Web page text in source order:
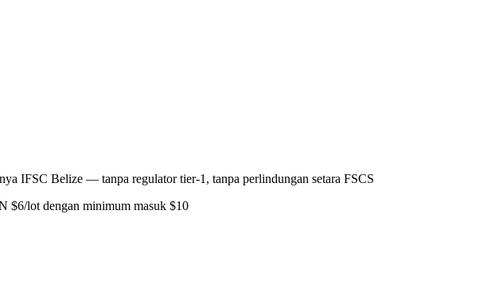
IFSC Belize — tanpa regulator tier-1, tanpa perlindungan setara FSCS
$6/lot dengan minimum masuk $10